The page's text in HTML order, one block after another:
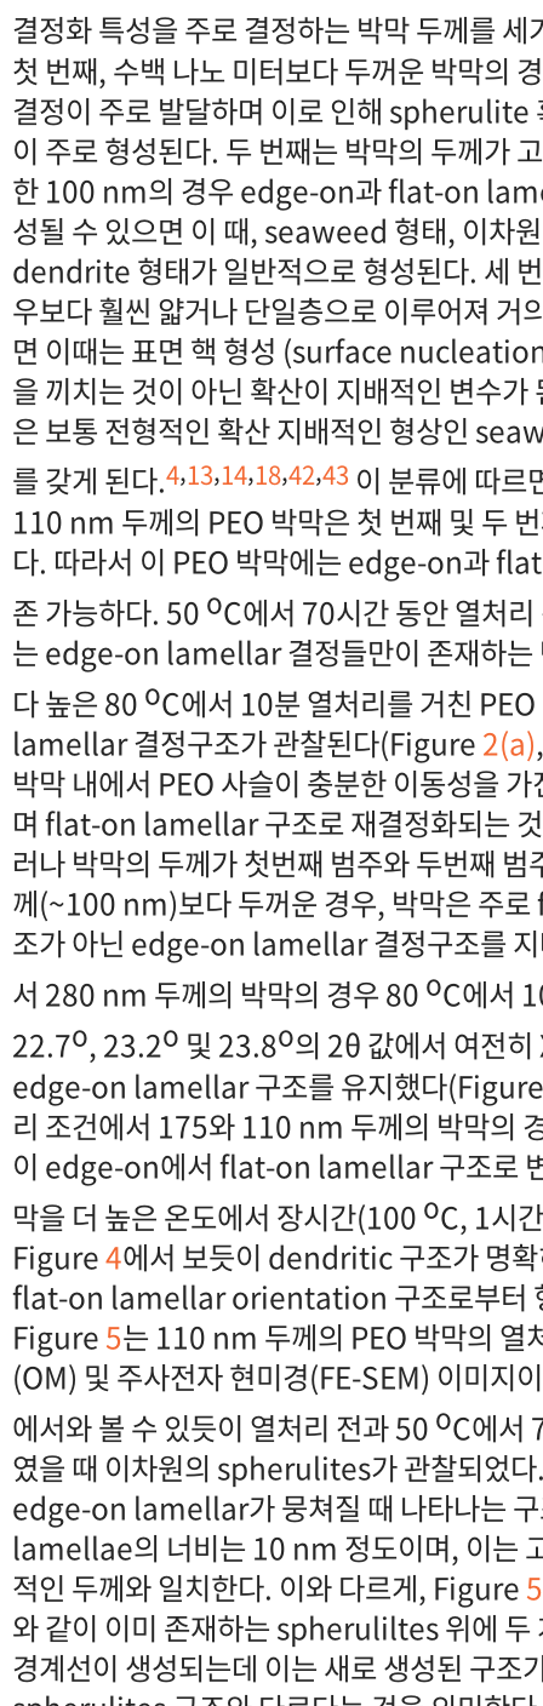
결정화 특성을 주로 결정하는 박막 두께를
첫 번째, 수백 나노 미터보다 두꺼운 박막
결정이 주로 발달하며 이로 인해
이 주로 형성된다. 두 번째는 박막의 두께가
한 100 nm의 경우 edge-on과 flat-on
성될 수 있으면 이 때, seaweed 형태, 이차
dendrite 형태가 일반적으로 형성된다. 세
우보다 훨씬 얇거나 단일층으로 이루어져 거
면 이때는 표면 핵 형성 (surface
을 끼치는 것이 아닌 확산이 지배적인 변수
은 보통 전형적인 확산 지배적인 형상인
를 갖게 된다.4,13,14,18,42,43 이 분류에 따르
110 nm 두께의 PEO 박막은 첫 번째 및 두
다. 따라서 이 PEO 박막에는 edge-on과
존 가능하다. 50 oC에서 70시간 동안 열처
는 edge-on lamellar 결정들만이 존재하는
다 높은 80 oC에서 10분 열처리를 거친
lamellar 결정구조가 관찰된다(Figure2(a)
박막 내에서 PEO 사슬이 충분한 이동성을
며 flat-on lamellar 구조로 재결정화되는
러나 박막의 두께가 첫번째 범주와 두번째
께(~100 nm)보다 두꺼운 경우, 박막은 주
조가 아닌 edge-on lamellar 결정구조를 지
서 280 nm 두께의 박막의 경우 80 oC에서
22.7o, 23.2o 및 23.8o의 2θ 값에서 여전
edge-on lamellar 구조를 유지했다
리 조건에서 175와 110 nm 두께의 박막의
이 edge-on에서 flat-on lamellar 구조로
막을 더 높은 온도에서 장시간(100 oC, 1시
Figure4에서 보듯이 dendritic 구조가 명
flat-on lamellar orientation 구조로부터
Figure5는 110 nm 두께의 PEO 박막의 열
(OM) 및 주사전자 현미경(FE-SEM) 이미지
에서와 볼 수 있듯이 열처리 전과 50 oC에서
였을 때 이차원의 spherulites가 관찰되었
edge-on lamellar가 뭉쳐질 때 나타나는
lamellae의 너비는 10 nm 정도이며, 이는
적인 두께와 일치한다. 이와 다르게, Figure
와 같이 이미 존재하는 spheruliltes 위에 두
경계선이 생성되는데 이는 새로 생성된 구조